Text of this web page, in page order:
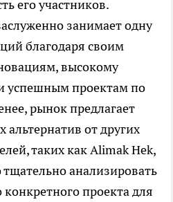
его участников.
занимает одну
благодаря своим
высокому
успешным проектам по
рынок предлагает
от других
таких как Alimak Hek,
тщательно анализировать
проекта для